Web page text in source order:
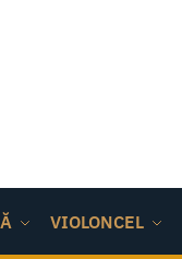
VIOLONCEL